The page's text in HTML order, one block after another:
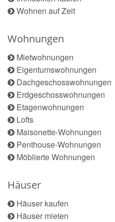
Wohnen auf Zeit
Wohnungen
Mietwohnungen
Eigentumswohnungen
Dachgeschosswohnungen
Erdgeschosswohnungen
Etagenwohnungen
Lofts
Maisonette-Wohnungen
Penthouse-Wohnungen
Möblierte Wohnungen
Häuser
Häuser kaufen
Häuser mieten